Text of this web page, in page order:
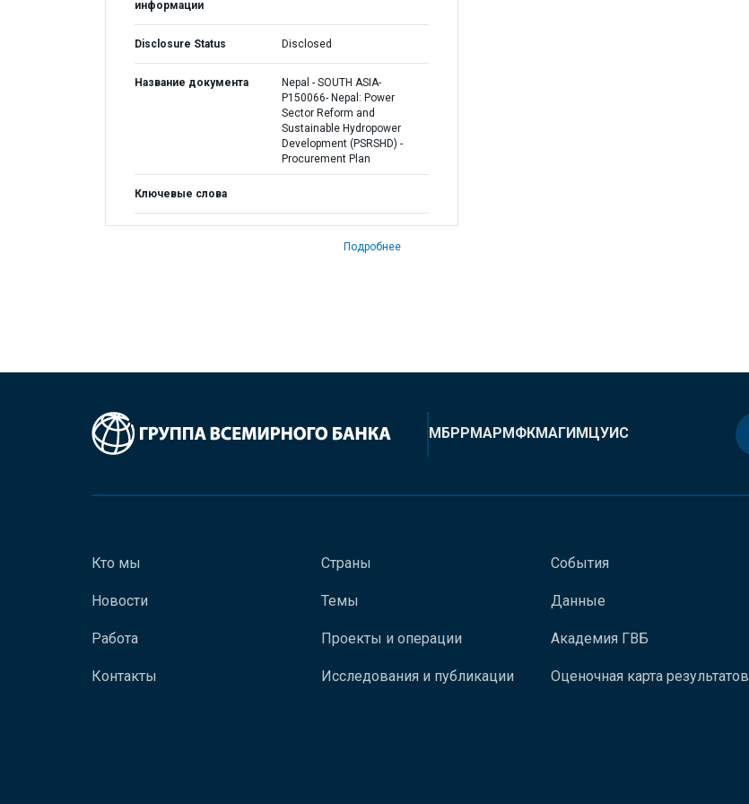
информации
Disclosure Status Disclosed
Название документа
Nepal - SOUTH ASIA-
P150066- Nepal: Power
Sector Reform and
Sustainable Hydropower
Development (PSRSHD) -
Procurement Plan
Ключевые слова
Подробнее
МБРРМАРМФКМАГИМЦУИС
Кто мы
Новости
Работа
Контакты
Страны
Темы
Проекты и операции
Исследования и публикации
События
Данные
Академия ГВБ
Оценочная карта результатов